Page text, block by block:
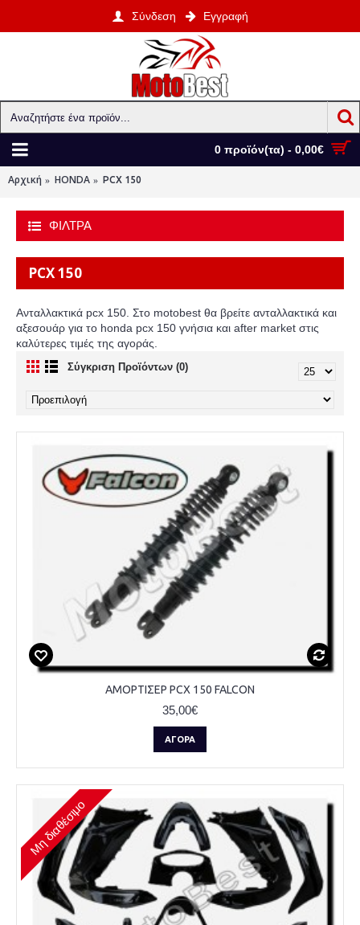
Σύνδεση Εγγραφή
0 προϊόν(τα) - 0,00€
Αρχική HONDA PCX 150
ΦΙΛΤΡΑ
PCX 150
Ανταλλακτικά pcx 150. Στο motobest θα βρείτε ανταλλακτικά και
αξεσουάρ για το honda pcx 150 γνήσια και after market στις
καλύτερες τιμές της αγοράς.
Σύγκριση Προϊόντων (0)
ΑΜΟΡΤΙΣΕΡ PCX 150 FALCON
35,00€
ΑΓΟΡΆ
Μη διαθέσιμο